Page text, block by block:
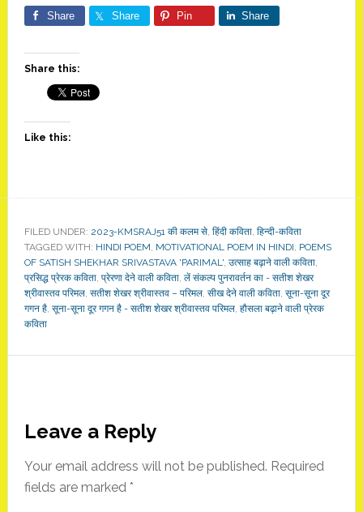
Share Share Pin Share
Share this:
Like this:
FILED UNDER: 2023-KMSRAJ51 की कलम से, हिंदी कविता, हिन्दी-कविता
TAGGED WITH: HINDI POEM, MOTIVATIONAL POEM IN HINDI, POEMS
OF SATISH SHEKHAR SRIVASTAVA 'PARIMAL', उत्साह बढ़ाने वाली कविता,
प्रसिद्ध प्रेरक कविता, प्रेरणा देने वाली कविता, लें संकल्प पुनरावर्तन का - सतीश शेखर
श्रीवास्तव परिमल, सतीश शेखर श्रीवास्तव – परिमल, सीख देने वाली कविता, सूना-सूना दूर
गगन है, सूना-सूना दूर गगन है - सतीश शेखर श्रीवास्तव परिमल, हौसला बढ़ाने वाली प्रेरक
कविता
Reader
Interactions
Leave a Reply
Your email address will not be published. Required
fields are marked *